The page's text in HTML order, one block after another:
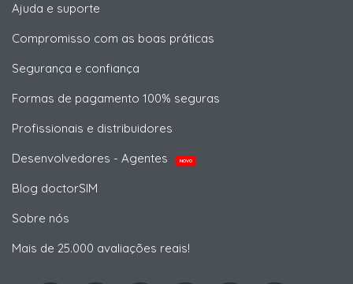
Ajuda e suporte
Compromisso com as boas práticas
Segurança e confiança
Formas de pagamento 100% seguras
Profissionais e distribuidores
Desenvolvedores - Agentes
NOVO
Blog doctorSIM
Sobre nós
Mais de 25.000 avaliações reais!